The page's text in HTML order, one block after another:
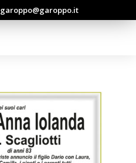
garoppo@garoppo.it